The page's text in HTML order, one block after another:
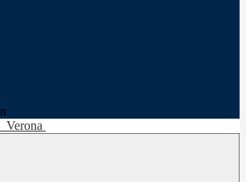
Verona